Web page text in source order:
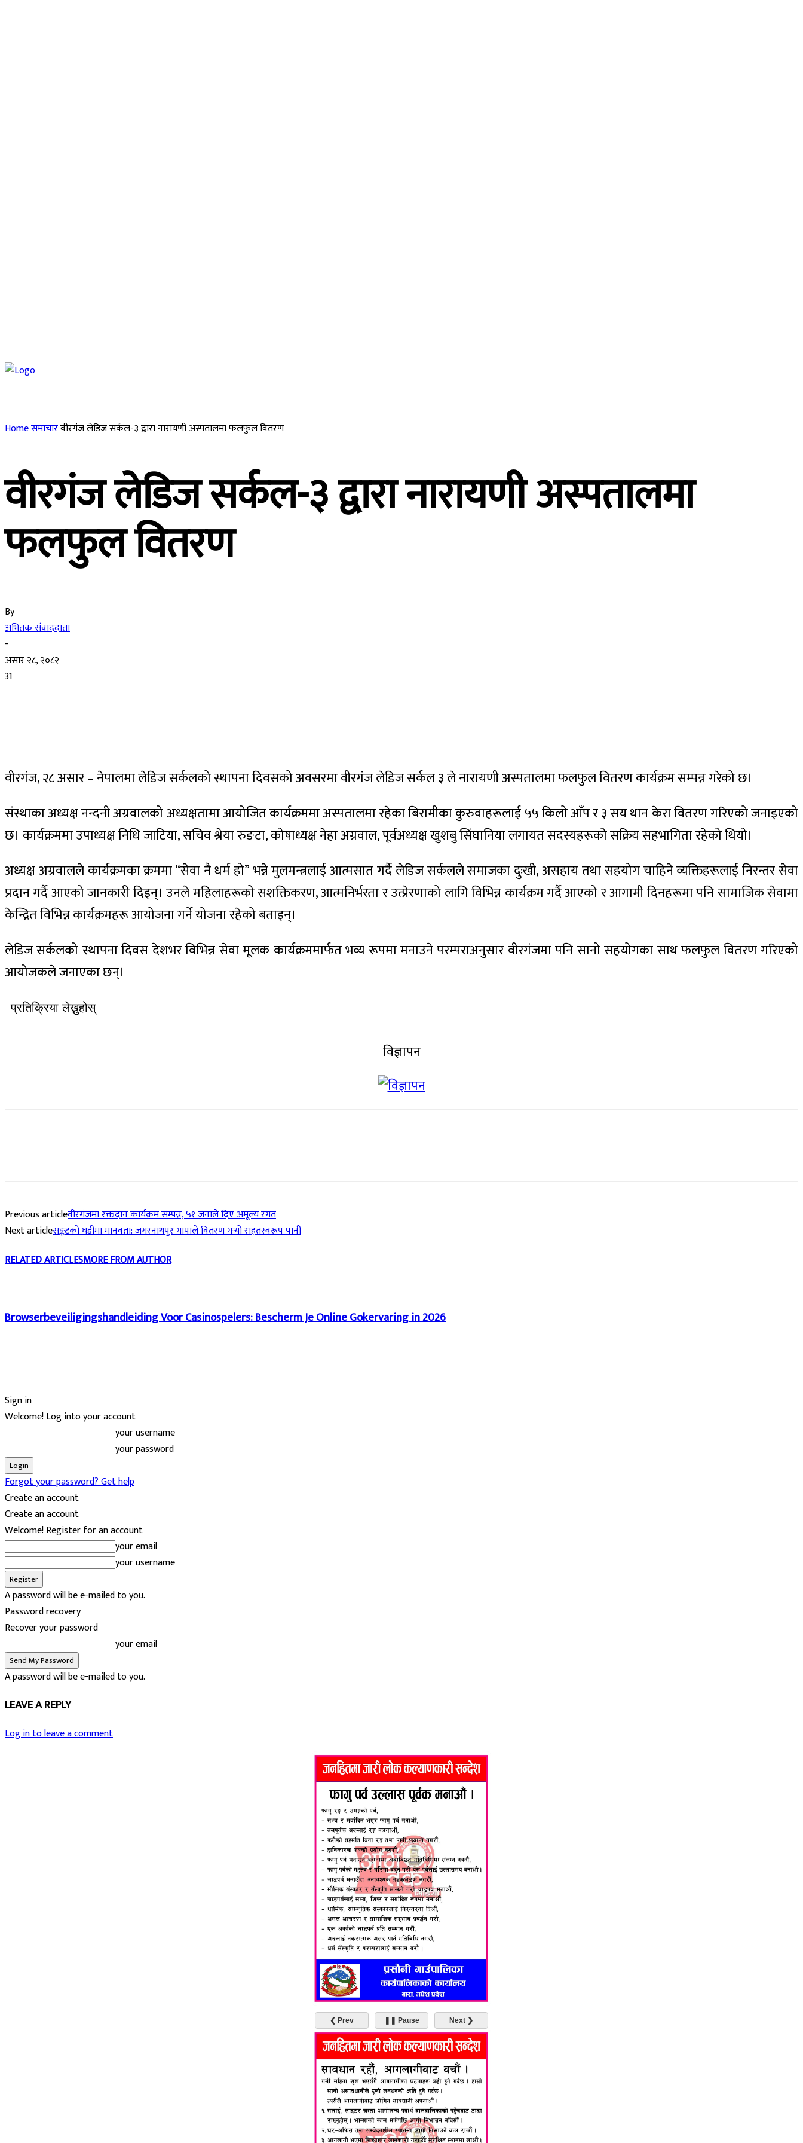
Homeसमाचारवीरगंज लेडिज सर्कल-३ द्वारा नारायणी अस्पतालमा फलफुल वितरण
वीरगंज लेडिज सर्कल-३ द्वारा नारायणी अस्पतालमा
फलफुल वितरण
By
अभितक संवाददाता
-
असार २८, २०८२
31
वीरगंज, २८ असार – नेपालमा लेडिज सर्कलको स्थापना दिवसको अवसरमा वीरगंज लेडिज सर्कल ३ ले नारायणी अस्पतालमा फलफुल वितरण कार्यक्रम सम्पन्न गरेको छ।
संस्थाका अध्यक्ष नन्दनी अग्रवालको अध्यक्षतामा आयोजित कार्यक्रममा अस्पतालमा रहेका बिरामीका कुरुवाहरूलाई ५५ किलो आँप र ३ सय थान केरा वितरण गरिएको जनाइएको
छ। कार्यक्रममा उपाध्यक्ष निधि जाटिया, सचिव श्रेया रुङटा, कोषाध्यक्ष नेहा अग्रवाल, पूर्वअध्यक्ष खुशबु सिंघानिया लगायत सदस्यहरूको सक्रिय सहभागिता रहेको थियो।
अध्यक्ष अग्रवालले कार्यक्रमका क्रममा “सेवा नै धर्म हो” भन्ने मुलमन्त्रलाई आत्मसात गर्दै लेडिज सर्कलले समाजका दुःखी, असहाय तथा सहयोग चाहिने व्यक्तिहरूलाई निरन्तर सेवा
प्रदान गर्दै आएको जानकारी दिइन्। उनले महिलाहरूको सशक्तिकरण, आत्मनिर्भरता र उत्प्रेरणाको लागि विभिन्न कार्यक्रम गर्दै आएको र आगामी दिनहरूमा पनि सामाजिक सेवामा
केन्द्रित विभिन्न कार्यक्रमहरू आयोजना गर्ने योजना रहेको बताइन्।
लेडिज सर्कलको स्थापना दिवस देशभर विभिन्न सेवा मूलक कार्यक्रममार्फत भव्य रूपमा मनाउने परम्पराअनुसार वीरगंजमा पनि सानो सहयोगका साथ फलफुल वितरण गरिएको
आयोजकले जनाएका छन्।
प्रतिक्रिया लेख्नुहोस्
विज्ञापन
Previous articleवीरगंजमा रक्तदान कार्यक्रम सम्पन्न, ५१ जनाले दिए अमूल्य रगत
Next articleसङ्कटको घडीमा मानवता: जगरनाथपुर गापाले वितरण गर्‍यो राहतस्वरूप पानी
RELATED ARTICLESMORE FROM AUTHOR
Browserbeveiligingshandleiding Voor Casinospelers: Bescherm Je Online Gokervaring in 2026
Sign in
Welcome! Log into your account
your username
your password
Forgot your password? Get help
Create an account
Create an account
Welcome! Register for an account
your email
your username
A password will be e-mailed to you.
Password recovery
Recover your password
your email
A password will be e-mailed to you.
LEAVE A REPLY
Log in to leave a comment
❮ Prev ❚❚ Pause Next ❯